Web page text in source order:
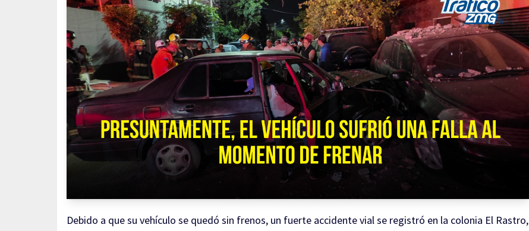
Debido a que su vehículo se quedó sin frenos, un fuerte accidente vial se registró en la colonia El Rastro,